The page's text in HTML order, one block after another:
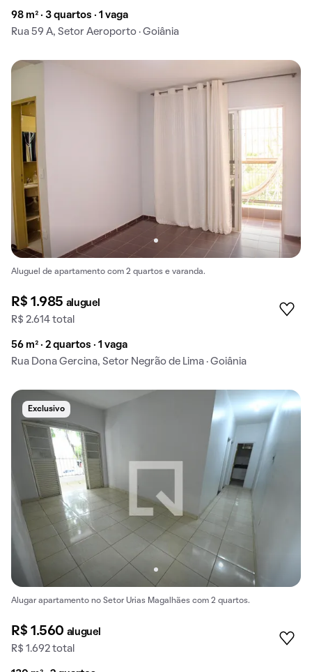
98 m² · 3 quartos · 1 vaga
Rua 59 A, Setor Aeroporto · Goiânia
Aluguel de apartamento com 2 quartos e varanda.
R$ 1.985 aluguel
R$ 2.614 total
56 m² · 2 quartos · 1 vaga
Rua Dona Gercina, Setor Negrão de Lima · Goiânia
Exclusivo
Alugar apartamento no Setor Urias Magalhães com 2 quartos.
R$ 1.560 aluguel
R$ 1.692 total